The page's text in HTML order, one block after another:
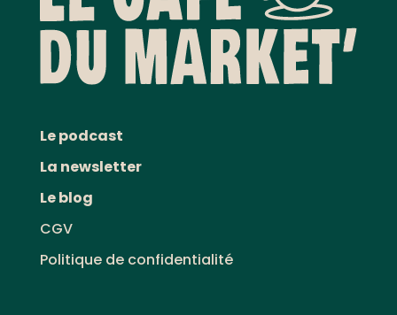
Le podcast
La newsletter
Le blog
CGV
Politique de confidentialité